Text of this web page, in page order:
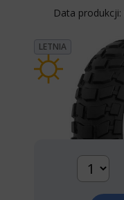
Data produkcji:
LETNIA